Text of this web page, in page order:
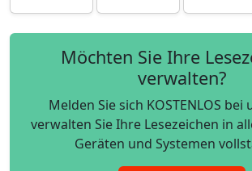
Möchten Sie Ihre
verwalten?
Melden Sie sich KOSTENLOS bei
verwalten Sie Ihre Lesezeichen in
Geräten und Systemen